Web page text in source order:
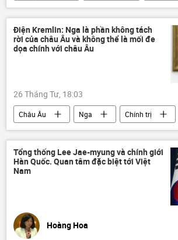
Thế giới
Tây Tạng
Tân Cương
Việt Nam
cảnh sát
Bộ Ngoại giao Việt Nam
Trường Sa
Điện Kremlin: Nga là phần không tách
rời của châu Âu và không thể là mối đe
dọa chính với châu Âu
26 Tháng Tư, 18:03
Châu Âu Nga
Chính trị
Thế giới
Dmitry Peskov
khủng hoảng
Kinh tế Châu Á
Tổng thống Lee Jae-myung và chính giới
Hàn Quốc. Quan tâm đặc biệt tới Việt
Nam
Hoàng Hoa